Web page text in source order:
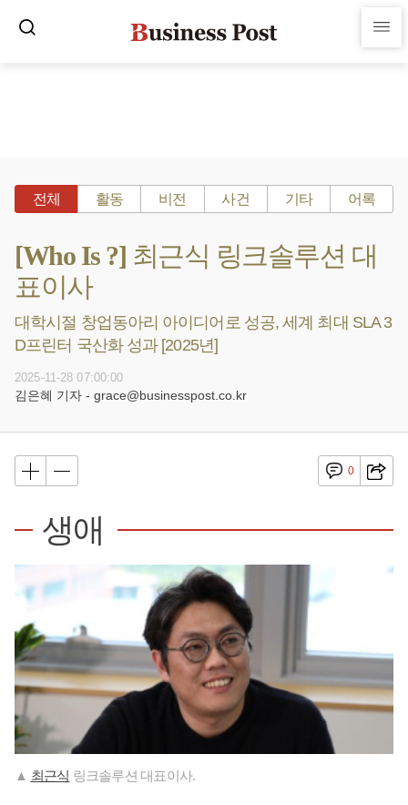
전체 활동 비전 사건 기타 어록
[Who Is ?] 최근식 링크솔루션 대
표이사
대학시절 창업동아리 아이디어로 성공, 세계 최대 SLA 3
D프린터 국산화 성과 [2025년]
2025-11-28 07:00:00
김은혜 기자 - grace@businesspost.co.kr
0
생애
▲ 최근식 링크솔루션 대표이사.